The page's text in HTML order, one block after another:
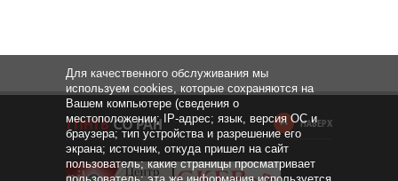
НАВЕРХ
Для качественного обслуживания мы
используем cookies, которые сохраняются на
Вашем компьютере (сведения о
местоположении; IP-адрес; язык, версия ОС и
браузера; тип устройства и разрешение его
экрана; источник, откуда пришел на сайт
пользователь; какие страницы просматривает